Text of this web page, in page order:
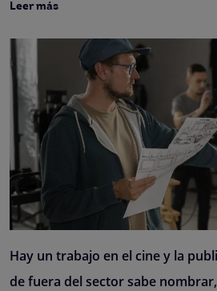
Leer más
Hay un trabajo en el cine y la
de fuera del sector sabe